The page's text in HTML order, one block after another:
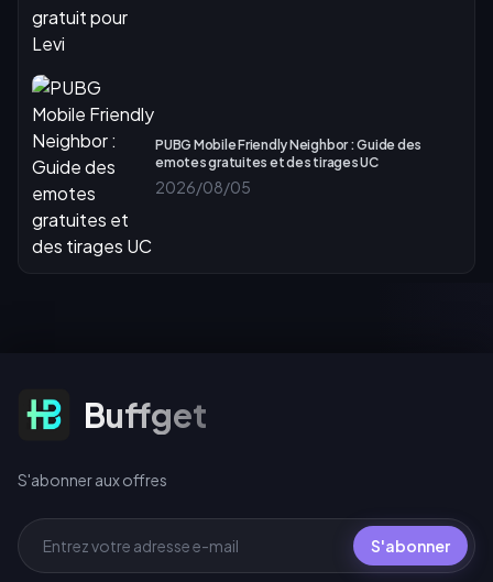
PUBG Mobile Friendly Neighbor : Guide des
emotes gratuites et des tirages UC
2026/08/05
S'abonner aux offres
Buffget
S'abonner aux offres
S'abonner